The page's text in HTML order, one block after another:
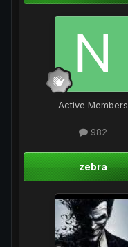
Active Members
982
zebra